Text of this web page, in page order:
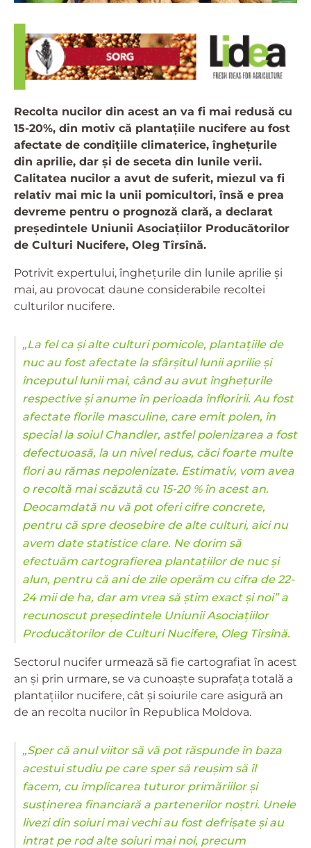
Recolta nucilor din acest an va fi mai redusă cu
15-20%, din motiv că plantațiile nucifere au fost
afectate de condițiile climaterice, înghețurile
din aprilie, dar și de seceta din lunile verii.
Calitatea nucilor a avut de suferit, miezul va fi
relativ mai mic la unii pomicultori, însă e prea
devreme pentru o prognoză clară, a declarat
președintele Uniunii Asociațiilor Producătorilor
de Culturi Nucifere, Oleg Tîrsînă.
Potrivit expertului, înghețurile din lunile aprilie și
mai, au provocat daune considerabile recoltei
culturilor nucifere.
„La fel ca și alte culturi pomicole, plantațiile de
nuc au fost afectate la sfârșitul lunii aprilie și
începutul lunii mai, când au avut înghețurile
respective și anume în perioada înfloririi. Au fost
afectate florile masculine, care emit polen, în
special la soiul Chandler, astfel polenizarea a fost
defectuoasă, la un nivel redus, căci foarte multe
flori au rămas nepolenizate. Estimativ, vom avea
o recoltă mai scăzută cu 15-20 % în acest an.
Deocamdată nu vă pot oferi cifre concrete,
pentru că spre deosebire de alte culturi, aici nu
avem date statistice clare. Ne dorim să
efectuăm cartografierea plantațiilor de nuc și
alun, pentru că ani de zile operăm cu cifra de 22-
24 mii de ha, dar am vrea să știm exact și noi” a
recunoscut președintele Uniunii Asociațiilor
Producătorilor de Culturi Nucifere, Oleg Tîrsînă.
Sectorul nucifer urmează să fie cartografiat în acest
an și prin urmare, se va cunoaște suprafața totală a
plantațiilor nucifere, cât și soiurile care asigură an
de an recolta nucilor în Republica Moldova.
„Sper că anul viitor să vă pot răspunde în baza
acestui studiu pe care sper să reușim să îl
facem, cu implicarea tuturor primăriilor și
susținerea financiară a partenerilor noștri. Unele
livezi din soiuri mai vechi au fost defrișate și au
intrat pe rod alte soiuri mai noi, precum